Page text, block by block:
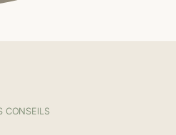
CONSEILS